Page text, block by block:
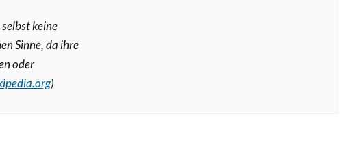
keine
Sinne, da ihre
oder
)